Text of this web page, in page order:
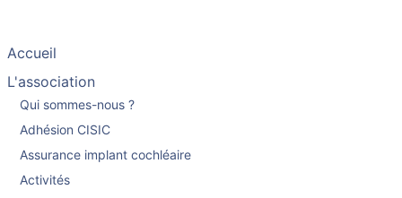
Accueil
L'association
Qui sommes-nous ?
Adhésion CISIC
Assurance implant cochléaire
Activités